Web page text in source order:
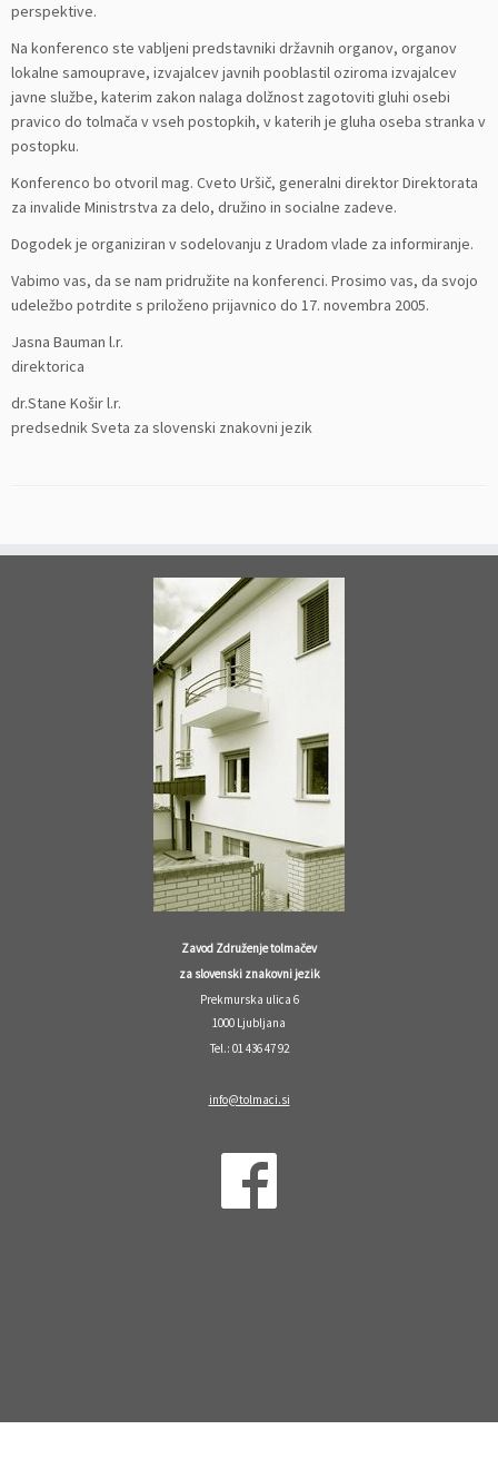
perspektive.
Na konferenco ste vabljeni predstavniki državnih organov, organov
lokalne samouprave, izvajalcev javnih pooblastil oziroma izvajalcev
javne službe, katerim zakon nalaga dolžnost zagotoviti gluhi osebi
pravico do tolmača v vseh postopkih, v katerih je gluha oseba stranka v
postopku.
Konferenco bo otvoril mag. Cveto Uršič, generalni direktor Direktorata
za invalide Ministrstva za delo, družino in socialne zadeve.
Dogodek je organiziran v sodelovanju z Uradom vlade za informiranje.
Vabimo vas, da se nam pridružite na konferenci. Prosimo vas, da svojo
udeležbo potrdite s priloženo prijavnico do 17. novembra 2005.
Jasna Bauman l.r.
direktorica
dr.Stane Košir l.r.
predsednik Sveta za slovenski znakovni jezik
Zavod Združenje tolmačev
za slovenski znakovni jezik
Prekmurska ulica 6
1000 Ljubljana
Tel.: 01 436 47 92
info@tolmaci.si